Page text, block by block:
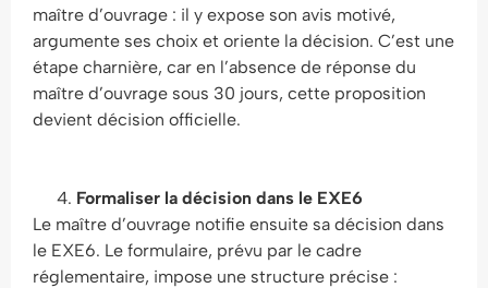
maître d’ouvrage : il y expose son avis motivé,
argumente ses choix et oriente la décision. C’est une
étape charnière, car en l’absence de réponse du
maître d’ouvrage sous 30 jours, cette proposition
devient décision officielle.
Formaliser la décision dans le EXE6
Le maître d’ouvrage notifie ensuite sa décision dans
le EXE6. Le formulaire, prévu par le cadre
réglementaire, impose une structure précise :